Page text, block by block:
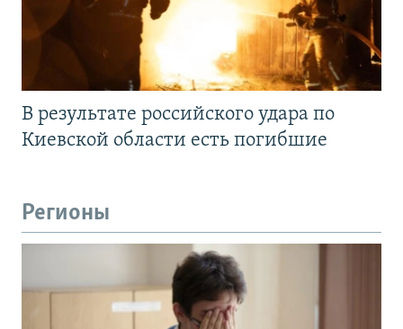
В результате российского удара по
Киевской области есть погибшие
Регионы